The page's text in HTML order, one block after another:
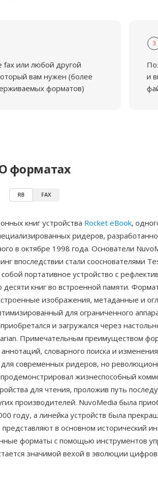
fax или любой другой
вам нужен (более
форматов)
3
и
форматах
RB FAX
книг устройства Rocket eBook,
ридеров,
в октябре 1998 года. Основатели
впоследствии стали сооснователями
портативное устройство с
книг во встроенной памяти.
изображения, метаданные и
для ограниченного
и загружался через
Примечательным преимуществом
словарного поиска и
современных ридеров, но
жизнеспособный
для чтения, проложив путь
производителей. NuvoMedia была
году, а линейка устройств была
в основном исторический
форматы с помощью инструментов
значимой вехой в эволюции